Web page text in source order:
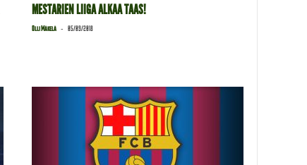
MESTARIEN LIIGA ALKAA TAAS!
Olli Mäkelä - 05/09/2018